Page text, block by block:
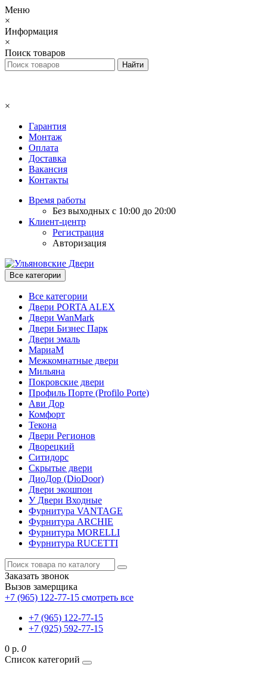
Меню
×
Информация
×
Поиск товаров
×
Гарантия
Монтаж
Оплата
Доставка
Вакансия
Контакты
Время работы
Без выходных с 10:00 до 20:00
Клиент-центр
Регистрация
Авторизация
Все категории
Все категории
Двери PORTA ALEX
Двери WanMark
Двери Бизнес Парк
Двери эмаль
МариаМ
Межкомнатные двери
Мильяна
Покровские двери
Профиль Порте (Profilo Porte)
Ави Дор
Комфорт
Текона
Двери Регионов
Дворецкий
Ситидорс
Скрытые двери
ДиоДор (DioDoor)
Двери экошпон
У Двери Входные
Фурнитура VANTAGE
Фурнитура ARCHIE
Фурнитура MORELLI
Фурнитура RUCETTI
Заказать звонок
Вызов замерщика
+7 (965) 122-77-15 смотреть все
+7 (965) 122-77-15
+7 (925) 592-77-15
0 р. 0
Список категорий